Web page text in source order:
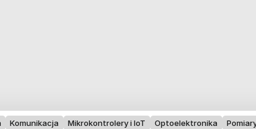
Komunikacja Mikrokontrolery i IoT Optoelektronika